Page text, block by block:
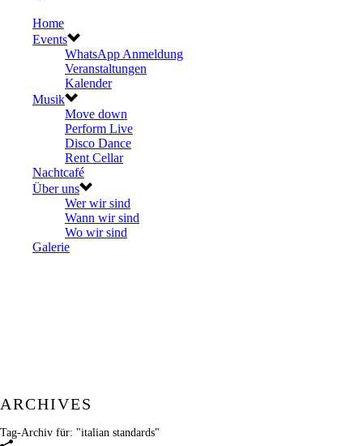
Home
Events
WhatsApp Anmeldung
Veranstaltungen
Kalender
Musik
Move down
Perform Live
Disco Dance
Rent Cellar
Nachtcafé
Über uns
Wer wir sind
Wann wir sind
Wo wir sind
Galerie
ARCHIVES
Tag-Archiv für: "italian standards"